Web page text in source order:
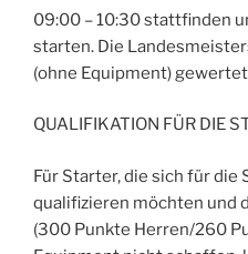
09:00 – 10:30 stattfinden
starten. Die
(ohne Equipment)
QUALIFIKATION FÜR DIE
Für Starter, die sich für
qualifizieren möchten und
(300 Punkte Herren/260